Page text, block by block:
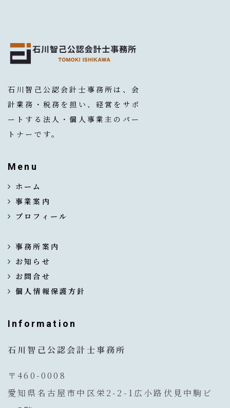
石川智己公認会計士事務所は、会
計業務・税務を担い、経営をサポ
ートする法人・個人事業主のパー
トナーです。
Menu
ホーム
事業案内
プロフィール
事務所案内
お知らせ
お問合せ
個人情報保護方針
Information
石川智己公認会計士事務所
〒460-0008
愛知県名古屋市中区栄2-2-1広小路伏見中駒ビ